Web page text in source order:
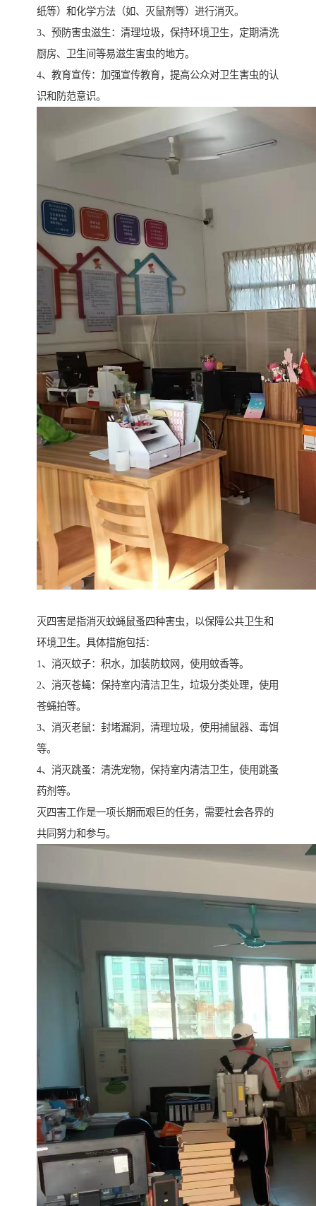
纸等）和化学方法（如、灭鼠剂等）进行消灭。
3、预防害虫滋生：清理垃圾，保持环境卫生，定期清洗
厨房、卫生间等易滋生害虫的地方。
4、教育宣传：加强宣传教育，提高公众对卫生害虫的认
识和防范意识。
灭四害是指消灭蚊蝇鼠蚤四种害虫，以保障公共卫生和
环境卫生。具体措施包括：
1、消灭蚊子：积水，加装防蚊网，使用蚊香等。
2、消灭苍蝇：保持室内清洁卫生，垃圾分类处理，使用
苍蝇拍等。
3、消灭老鼠：封堵漏洞，清理垃圾，使用捕鼠器、毒饵
等。
4、消灭跳蚤：清洗宠物，保持室内清洁卫生，使用跳蚤
药剂等。
灭四害工作是一项长期而艰巨的任务，需要社会各界的
共同努力和参与。